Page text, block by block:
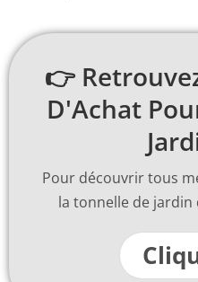
👉
D'Achat
Pour découvrir tous
la tonnelle de